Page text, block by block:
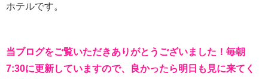
ホテルです。
当ブログをご覧いただきありがとうございました！毎朝
7:30に更新していますので、良かったら明日も見に来てく